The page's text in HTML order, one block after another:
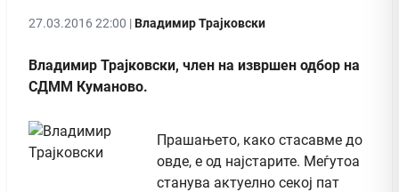
27.03.2016 22:00 |Владимир Трајковски
Владимир Трајковски, член на извршен одбор на
СДММ Куманово.
Прашањето, како стасавме до
овде, е од најстарите. Меѓутоа
станува актуелно секој пат